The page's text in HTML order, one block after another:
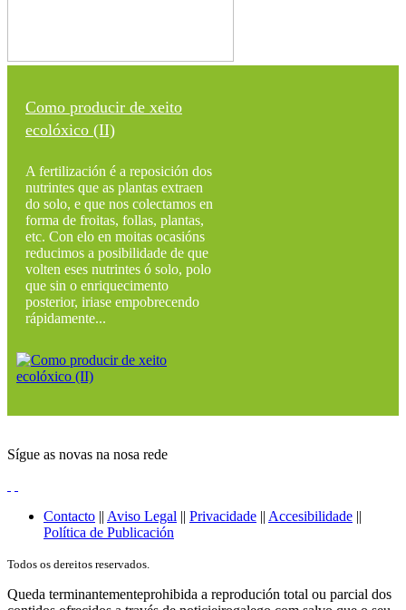
Como producir de xeito
ecolóxico (II)
A fertilización é a reposición dos
nutrintes que as plantas extraen
do solo, e que nos colectamos en
forma de froitas, follas, plantas,
etc. Con elo en moitas ocasións
reducimos a posibilidade de que
volten eses nutrintes ó solo, polo
que sin o enriquecimento
posterior, iriase empobrecendo
rápidamente...
Sígue as novas na nosa rede
Contacto || Aviso Legal || Privacidade || Accesibilidade ||
Política de Publicación
Todos os dereitos reservados.
Queda terminantementeprohibida a reprodución total ou parcial dos